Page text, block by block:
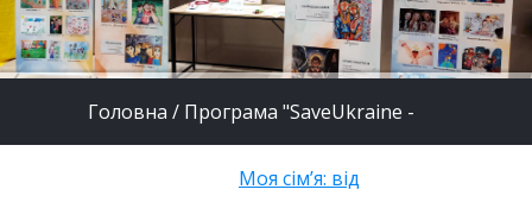
Головна / Програма "SaveUkraine -
Моя сім’я: від